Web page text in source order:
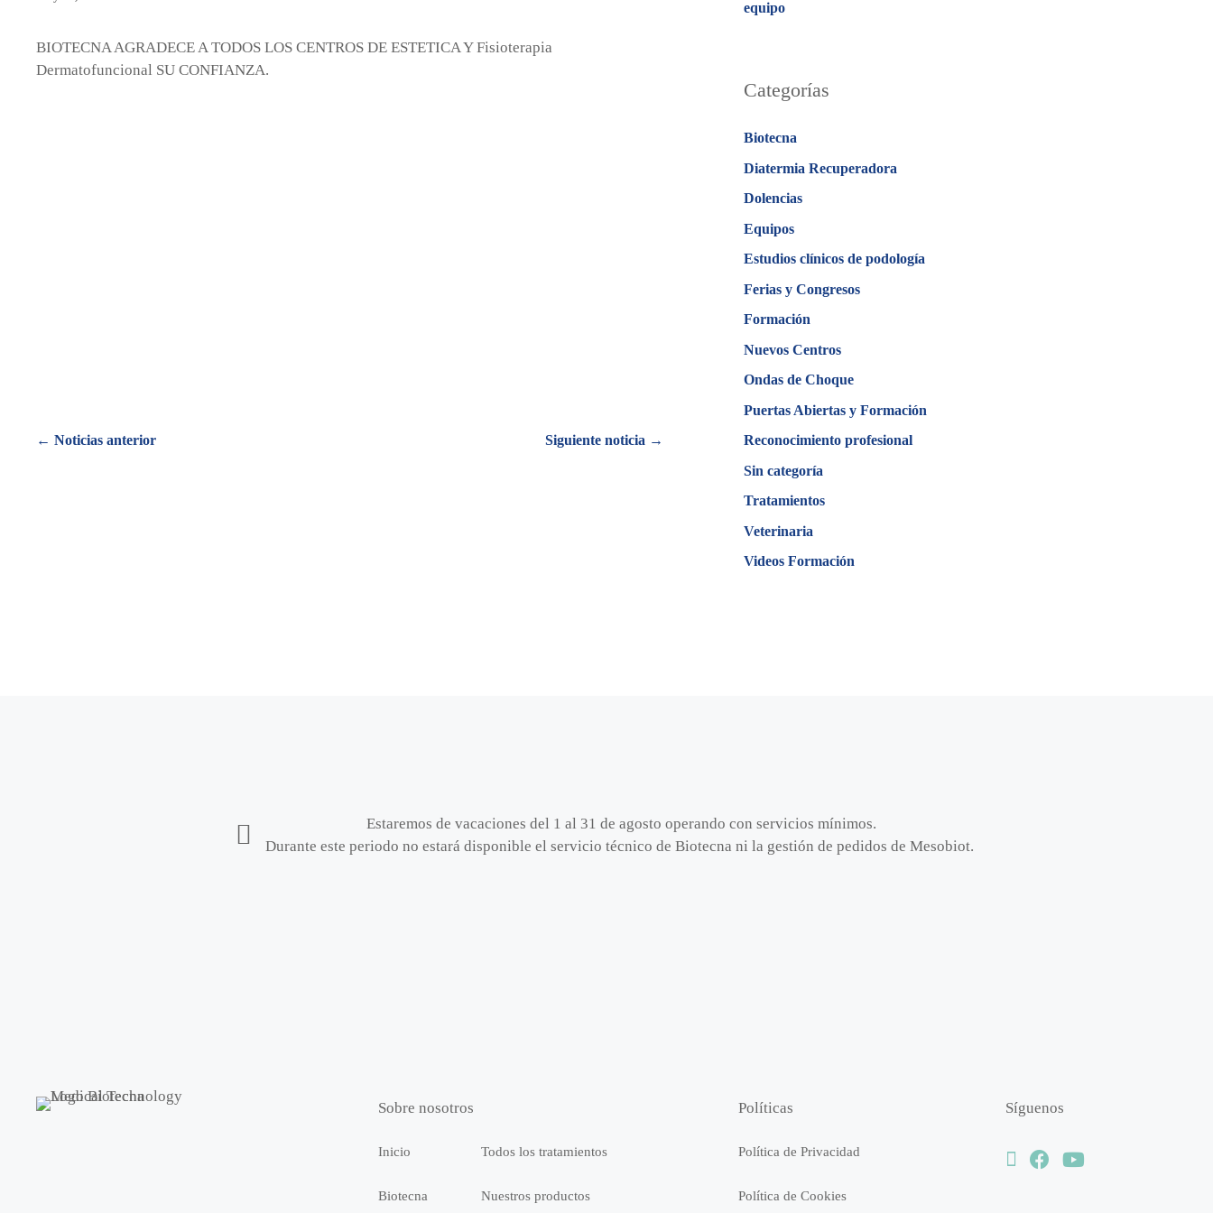
BIOTECNA AGRADECE A TODOS LOS CENTROS DE ESTETICA Y Fisioterapia
Dermatofuncional SU CONFIANZA.
Posts
← Noticias anterior Siguiente noticia →
equipo
Categorías
Biotecna
Diatermia Recuperadora
Dolencias
Equipos
Estudios clínicos de podología
Ferias y Congresos
Formación
Nuevos Centros
Ondas de Choque
Puertas Abiertas y Formación
Reconocimiento profesional
Sin categoría
Tratamientos
Veterinaria
Videos Formación
Estaremos de vacaciones del 1 al 31 de agosto operando con servicios mínimos.
Durante este periodo no estará disponible el servicio técnico de Biotecna ni la gestión de pedidos de Mesobiot.
Sobre nosotros
Inicio
Biotecna
Todos los tratamientos
Nuestros productos
Políticas
Política de Privacidad
Política de Cookies
Síguenos